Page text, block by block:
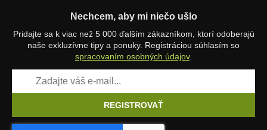
Nechcem, aby mi niečo ušlo
Pridajte sa k viac než 5 000 ďalším zákazníkom, ktorí odoberajú
naše exkluzívne tipy a ponuky. Registráciou súhlasím so
spracovaním osobných údajov.
REGISTROVAŤ